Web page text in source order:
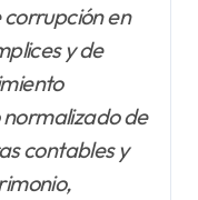
en
y de
normalizado de
contables y